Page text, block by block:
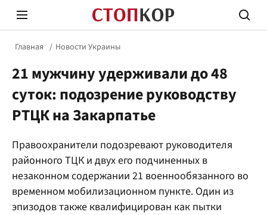
Политика
Главная Новости Украины
21 мужчину удерживали до 48
суток: подозрение руководству
РТЦК на Закарпатье
Правоохранители подозревают руководителя
районного ТЦК и двух его подчиненных в
незаконном содержании 21 военнообязанного во
временном мобилизационном пункте. Один из
эпизодов также квалифицирован как пытки